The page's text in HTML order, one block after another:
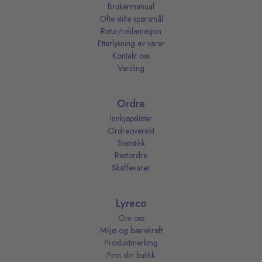
Brukermanual
Ofte stilte spørsmål
Retur/reklamasjon
Etterlysning av varer
Kontakt oss
Varsling
Ordre
Innkjøpslister
Ordreoversikt
Statistikk
Restordre
Skaffevarer
Lyreco
Om oss
Miljø og bærekraft
Produktmerking
Finn din butikk